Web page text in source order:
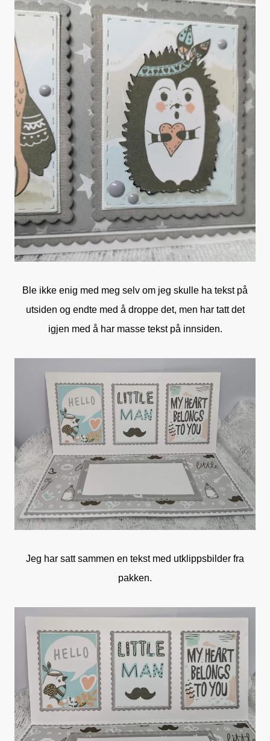
Ble ikke enig med meg selv om jeg skulle ha tekst på
utsiden og endte med å droppe det, men har tatt det
igjen med å har masse tekst på innsiden.
Jeg har satt sammen en tekst med utklippsbilder fra
pakken.